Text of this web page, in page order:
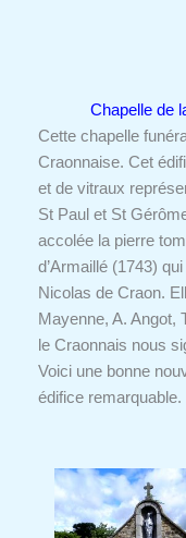
Chapelle de
Cette chapelle
Craonnaise. Cet
et de vitraux
St Paul et St
accolée la pierre
d’Armaillé (1743)
Nicolas de Craon.
Mayenne, A. Angot,
le Craonnais nous
Voici une bonne
édifice remarquable.